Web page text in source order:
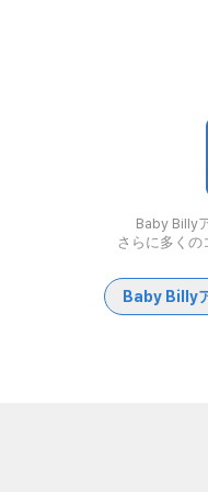
Baby Billy
さらに多くの
Baby Billy